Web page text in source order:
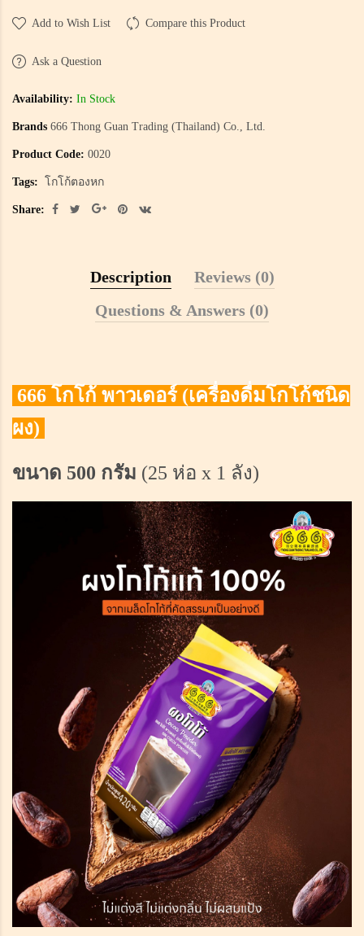
Add to Wish List Compare this Product
Ask a Question
Availability: In Stock
Brands 666 Thong Guan Trading (Thailand) Co., Ltd.
Product Code: 0020
Tags: โกโก้ตองหก
Share:
Description
Reviews (0)
Questions & Answers (0)
666 โกโก้ พาวเดอร์ (เครื่องดื่มโกโก้ชนิด
ผง)
ขนาด 500 กรัม (25 ห่อ x 1 ลัง)